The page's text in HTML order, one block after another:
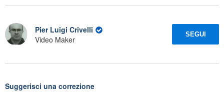
Pier Luigi Crivelli
Video Maker
SEGUI
Suggerisci una correzione